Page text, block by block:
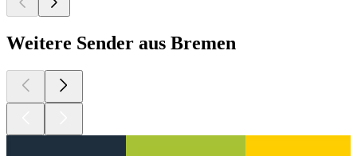
Weitere Sender aus Bremen